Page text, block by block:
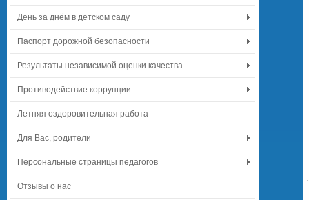
День за днём в детском саду
Паспорт дорожной безопасности
Результаты независимой оценки качества
Противодействие коррупции
Летняя оздоровительная работа
Для Вас, родители
Персональные страницы педагогов
Отзывы о нас